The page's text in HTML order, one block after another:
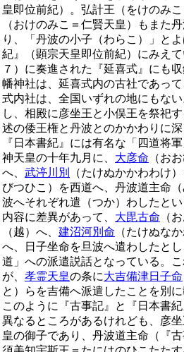
皇即位前紀）。弘計王（をけのみ
（おけのみこ＝仁賢天皇）もまた
り、「丹波の小子（わらこ）」と
紀』（顕宗天皇即位前紀）にみえ
７）に奏進された『延喜式』にも
幡神社は、延喜式内の古社であっ
式内社は、全国いずれの地にもな
し、相殿に彦坐王と小俣王を祭祀
述の倭王権と丹波とのかかわりに深
『日本書紀』には有名な「四道将
神天皇の十年九月に、 大彦命 （お
へ、 武渟川別 （たけぬかかわわけ）
びつひこ）を西道へ、丹波道主命
波へそれぞれ遣（つか）わしたと
内容に差異があって、 大毘古命 （
（越）へ、 建沼河別命 （たけぬな
へ、日子坐命を旦波へ遣わしたと
道」への派遣説話となっている。
が、 孝霊天皇の条に大吉備津日子命
と）らを吉備へ派遣したことを別
このように『古事記』と『日本書
異なるところがあるけれども、彦
皇の御子であり、丹波道主命（『